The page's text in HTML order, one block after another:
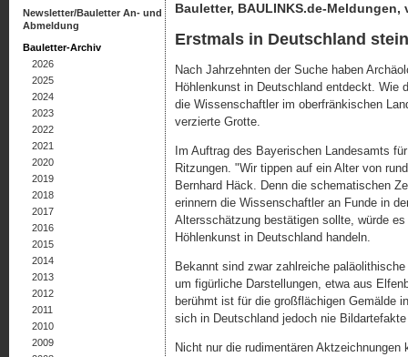
Bauletter, BAULINKS.de-Meldungen,
Erstmals in Deutschland
Nach Jahrzehnten der Suche haben
Höhlenkunst in Deutschland entdeckt. Wie
die Wissenschaftler im oberfränkischen
verzierte Grotte.
Im Auftrag des Bayerischen Landesamts
Ritzungen. "Wir tippen auf ein Alter von
Bernhard Häck. Denn die schematischen
erinnern die Wissenschaftler an Funde in
Altersschätzung bestätigen sollte, würde
Höhlenkunst in Deutschland handeln.
Bekannt sind zwar zahlreiche
um figürliche Darstellungen, etwa aus
berühmt ist für die großflächigen Gemälde
sich in Deutschland jedoch nie
Nicht nur die rudimentären
Newsletter/Bauletter An- und
Abmeldung
Bauletter-Archiv
2026
2025
2024
2023
2022
2021
2020
2019
2018
2017
2016
2015
2014
2013
2012
2011
2010
2009